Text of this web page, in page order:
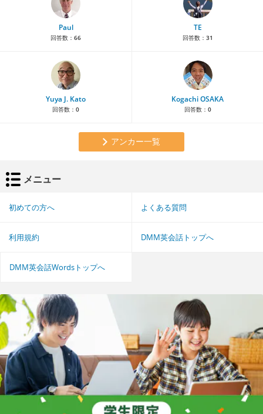
Paul
回答数： 66
TE
回答数： 31
Yuya J. Kato
回答数： 0
Kogachi OSAKA
回答数： 0
アンカー一覧
メニュー
初めての方へ よくある質問
利用規約 DMM英会話トップへ
DMM英会話Wordsトップへ